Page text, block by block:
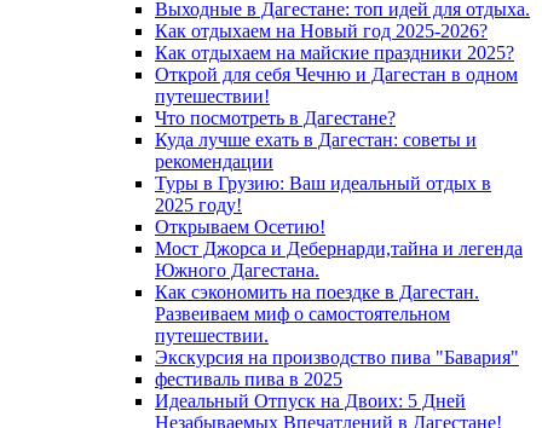
Выходные в Дагестане: топ идей для отдыха.
Как отдыхаем на Новый год 2025-2026?
Как отдыхаем на майские праздники 2025?
Открой для себя Чечню и Дагестан в одном
путешествии!
Что посмотреть в Дагестане?
Куда лучше ехать в Дагестан: советы и
рекомендации
Туры в Грузию: Ваш идеальный отдых в
2025 году!
Открываем Осетию!
Мост Джорса и Дебернарди,тайна и легенда
Южного Дагестана.
Как сэкономить на поездке в Дагестан.
Развеиваем миф о самостоятельном
путешествии.
Экскурсия на производство пива "Бавария"
фестиваль пива в 2025
Идеальный Отпуск на Двоих: 5 Дней
Незабываемых Впечатлений в Дагестане!